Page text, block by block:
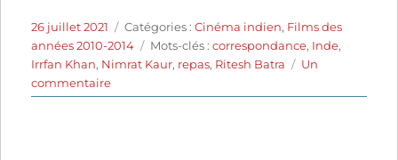
Publié
le
26 juillet 2021 Catégories
Catégories :Cinéma indien, Films des
années 2010-2014
Étiquettes
Mots-clés :correspondance, Inde,
Irrfan Khan, Nimrat Kaur, repas, Ritesh Batra
Un
commentairesur
The